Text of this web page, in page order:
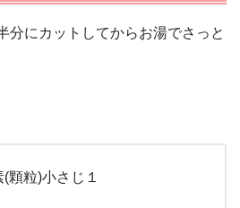
分にカットしてからお湯でさっと
顆粒)小さじ１